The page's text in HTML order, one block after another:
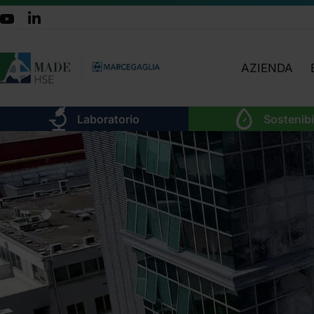
AZIENDA
CHI SIAMO
TEAM
LAVORA CON
DOVE SIAMO
Laboratorio